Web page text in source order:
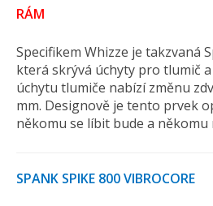
RÁM
Specifikem Whizze je takzvaná
která skrývá úchyty pro tlumič
úchytu tlumiče nabízí změnu
mm. Designově je tento prvek
někomu se líbit bude a někomu
SPANK SPIKE 800 VIBROCORE